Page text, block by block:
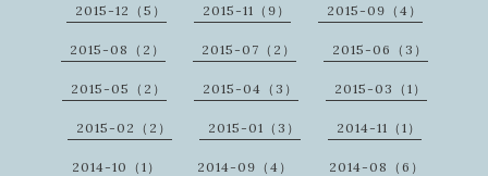
2015-12（5） 2015-11（9） 2015-09（4）
2015-08（2） 2015-07（2） 2015-06（3）
2015-05（2） 2015-04（3） 2015-03（1）
2015-02（2） 2015-01（3） 2014-11（1）
2014-10（1） 2014-09（4） 2014-08（6）